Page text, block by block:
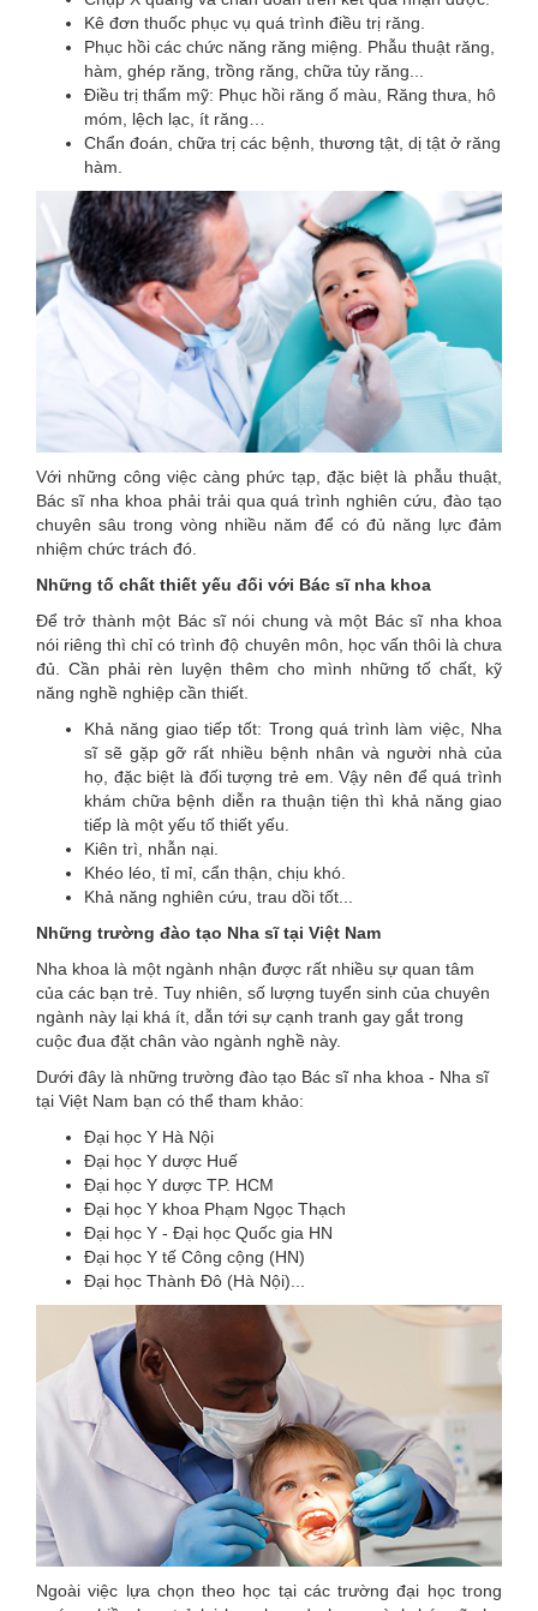
Kê đơn thuốc phục vụ quá trình điều trị răng.
Phục hồi các chức năng răng miệng. Phẫu thuật răng,
hàm, ghép răng, trồng răng, chữa tủy răng...
Điều trị thẩm mỹ: Phục hồi răng ố màu, Răng thưa, hô
móm, lệch lạc, ít răng…
Chẩn đoán, chữa trị các bệnh, thương tật, dị tật ở răng
hàm.
Với những công việc càng phức tạp, đặc biệt là phẫu thuật,
Bác sĩ nha khoa phải trải qua quá trình nghiên cứu, đào tạo
chuyên sâu trong vòng nhiều năm để có đủ năng lực đảm
nhiệm chức trách đó.
Những tố chất thiết yếu đối với Bác sĩ nha khoa
Để trở thành một Bác sĩ nói chung và một Bác sĩ nha khoa
nói riêng thì chỉ có trình độ chuyên môn, học vấn thôi là chưa
đủ. Cần phải rèn luyện thêm cho mình những tố chất, kỹ
năng nghề nghiệp cần thiết.
Khả năng giao tiếp tốt: Trong quá trình làm việc, Nha
sĩ sẽ gặp gỡ rất nhiều bệnh nhân và người nhà của
họ, đặc biệt là đối tượng trẻ em. Vậy nên để quá trình
khám chữa bệnh diễn ra thuận tiện thì khả năng giao
tiếp là một yếu tố thiết yếu.
Kiên trì, nhẫn nại.
Khéo léo, tỉ mỉ, cẩn thận, chịu khó.
Khả năng nghiên cứu, trau dồi tốt...
Những trường đào tạo Nha sĩ tại Việt Nam
Nha khoa là một ngành nhận được rất nhiều sự quan tâm
của các bạn trẻ. Tuy nhiên, số lượng tuyển sinh của chuyên
ngành này lại khá ít, dẫn tới sự cạnh tranh gay gắt trong
cuộc đua đặt chân vào ngành nghề này.
Dưới đây là những trường đào tạo Bác sĩ nha khoa - Nha sĩ
tại Việt Nam bạn có thể tham khảo:
Đại học Y Hà Nội
Đại học Y dược Huế
Đại học Y dược TP. HCM
Đại học Y khoa Phạm Ngọc Thạch
Đại học Y - Đại học Quốc gia HN
Đại học Y tế Công cộng (HN)
Đại học Thành Đô (Hà Nội)...
Ngoài việc lựa chọn theo học tại các trường đại học trong